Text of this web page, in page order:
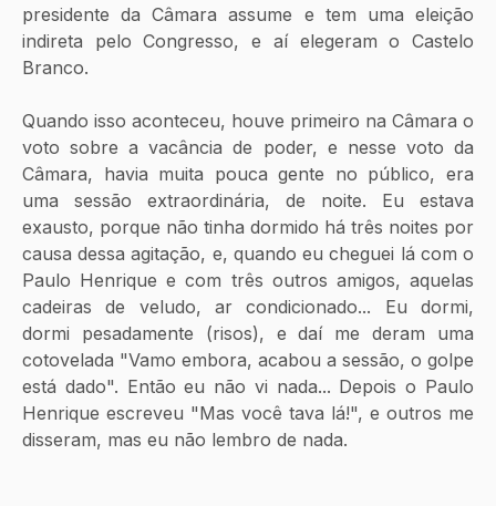
presidente da Câmara assume e tem uma eleição
indireta pelo Congresso, e aí elegeram o Castelo
Branco.
Quando isso aconteceu, houve primeiro na Câmara o
voto sobre a vacância de poder, e nesse voto da
Câmara, havia muita pouca gente no público, era
uma sessão extraordinária, de noite. Eu estava
exausto, porque não tinha dormido há três noites por
causa dessa agitação, e, quando eu cheguei lá com o
Paulo Henrique e com três outros amigos, aquelas
cadeiras de veludo, ar condicionado... Eu dormi,
dormi pesadamente (risos), e daí me deram uma
cotovelada "Vamo embora, acabou a sessão, o golpe
está dado". Então eu não vi nada... Depois o Paulo
Henrique escreveu "Mas você tava lá!", e outros me
disseram, mas eu não lembro de nada.